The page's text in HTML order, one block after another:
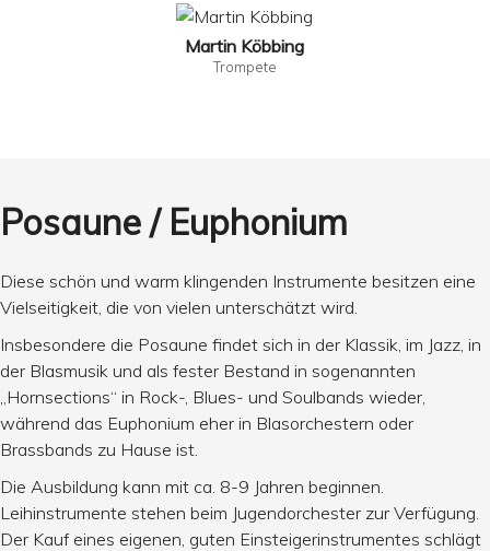
Martin Köbbing
Trompete
Posaune / Euphonium
Diese schön und warm klingenden Instrumente besitzen eine
Vielseitigkeit, die von vielen unterschätzt wird.
Insbesondere die Posaune findet sich in der Klassik, im Jazz, in
der Blasmusik und als fester Bestand in sogenannten
„Hornsections“ in Rock-, Blues- und Soulbands wieder,
während das Euphonium eher in Blasorchestern oder
Brassbands zu Hause ist.
Die Ausbildung kann mit ca. 8-9 Jahren beginnen.
Leihinstrumente stehen beim Jugendorchester zur Verfügung.
Der Kauf eines eigenen, guten Einsteigerinstrumentes schlägt